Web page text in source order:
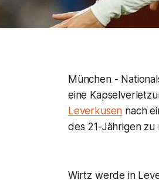
München -
eine
Leverkusen nach
des 21-Jährigen zu
Wirtz werde in